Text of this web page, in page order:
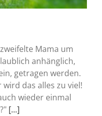
Mama um
anhänglich,
getragen werden.
das alles zu viel!
wieder einmal
[...]